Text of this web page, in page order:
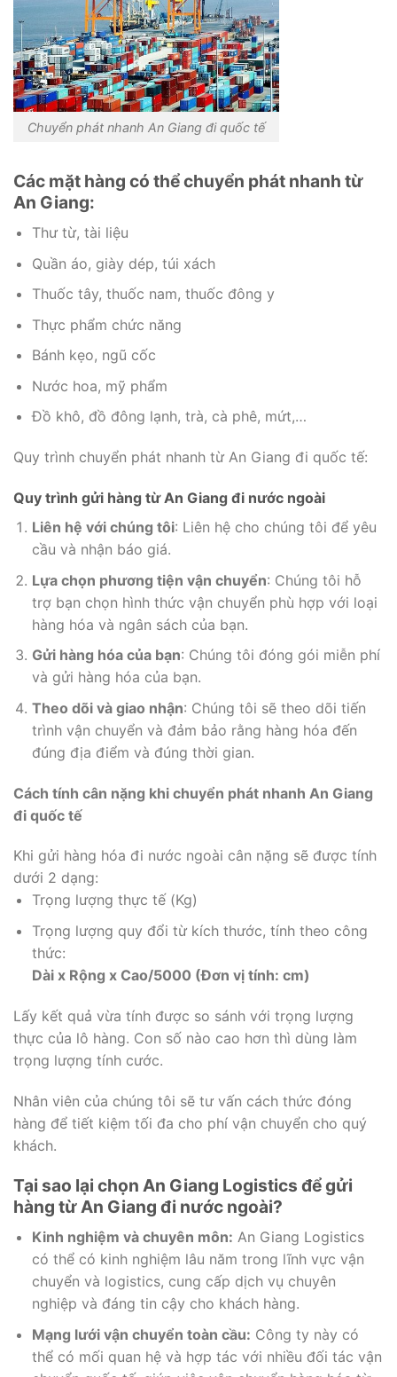
Chuyển phát nhanh An Giang đi quốc tế
Các mặt hàng có thể chuyển phát nhanh từ
An Giang:
Thư từ, tài liệu
Quần áo, giày dép, túi xách
Thuốc tây, thuốc nam, thuốc đông y
Thực phẩm chức năng
Bánh kẹo, ngũ cốc
Nước hoa, mỹ phẩm
Đồ khô, đồ đông lạnh, trà, cà phê, mứt,…
Quy trình chuyển phát nhanh từ An Giang đi quốc tế:
Quy trình gửi hàng từ An Giang đi nước ngoài
Liên hệ với chúng tôi: Liên hệ cho chúng tôi để yêu
cầu và nhận báo giá.
Lựa chọn phương tiện vận chuyển: Chúng tôi hỗ
trợ bạn chọn hình thức vận chuyển phù hợp với loại
hàng hóa và ngân sách của bạn.
Gửi hàng hóa của bạn: Chúng tôi đóng gói miễn phí
và gửi hàng hóa của bạn.
Theo dõi và giao nhận: Chúng tôi sẽ theo dõi tiến
trình vận chuyển và đảm bảo rằng hàng hóa đến
đúng địa điểm và đúng thời gian.
Cách tính cân nặng khi chuyển phát nhanh An Giang
đi quốc tế
Khi gửi hàng hóa đi nước ngoài cân nặng sẽ được tính
dưới 2 dạng:
Trọng lượng thực tế (Kg)
Trọng lượng quy đổi từ kích thước, tính theo công
thức:
Dài x Rộng x Cao/5000 (Đơn vị tính: cm)
Lấy kết quả vừa tính được so sánh với trọng lượng
thực của lô hàng. Con số nào cao hơn thì dùng làm
trọng lượng tính cước.
Nhân viên của chúng tôi sẽ tư vấn cách thức đóng
hàng để tiết kiệm tối đa cho phí vận chuyển cho quý
khách.
Tại sao lại chọn An Giang Logistics để gửi
hàng từ An Giang đi nước ngoài?
Kinh nghiệm và chuyên môn: An Giang Logistics
có thể có kinh nghiệm lâu năm trong lĩnh vực vận
chuyển và logistics, cung cấp dịch vụ chuyên
nghiệp và đáng tin cậy cho khách hàng.
Mạng lưới vận chuyển toàn cầu: Công ty này có
thể có mối quan hệ và hợp tác với nhiều đối tác vận